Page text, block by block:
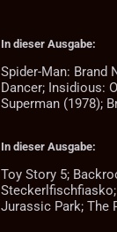
In dieser Ausgabe:
Spider-Man: Brand
Dancer; Insidious:
Superman (1978);
In dieser Ausgabe:
Toy Story 5;
Jurassic Park; The